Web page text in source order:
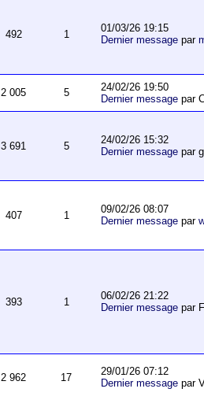
492 1
01/03/26 19:15
Dernier messagepar
2 005 5
24/02/26 19:50
Dernier messagepar
3 691 5
24/02/26 15:32
Dernier messagepar
407 1
09/02/26 08:07
Dernier messagepar
393 1
06/02/26 21:22
Dernier messagepar
2 962 17
29/01/26 07:12
Dernier messagepar